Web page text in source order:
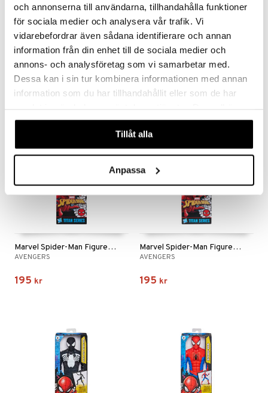
och annonserna till användarna, tillhandahålla funktioner
för sociala medier och analysera vår trafik. Vi
vidarebefordrar även sådana identifierare och annan
information från din enhet till de sociala medier och
annons- och analysföretag som vi samarbetar med.
Dessa kan i sin tur kombinera informationen med annan
information som du har tillhandahållit eller som de har
våra cookies vid fortsatt användande av vår webbplats.
Tillåt alla
Anpassa
Marvel Avengers Evergreen Titan Iron Man
199 kr 199 kr
Marvel Spider-Man Figure Ghost Spider Titan Hero
AVENGERS
195 kr
Marvel Spider-Man Figure Miles Morales Titan Hero
AVENGERS
195 kr